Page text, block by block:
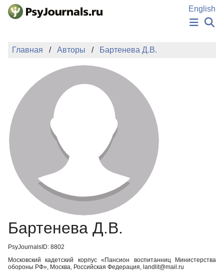
Перейти к основному содержанию
English
НОВОСТИ
АВТОРЫ
ПОДАТЬ РУКОПИСЬ
БАЗА ЗНАНИЙ
КЛЮЧЕВЫЕ СЛОВА
Регистрация
Главная Авторы Бартенева Д.В.
Бартенева Д.В.
PsyJournalsID: 8802
Московский кадетский корпус «Пансион воспитанниц Министерства
обороны РФ», Москва, Российская Федерация, landlit@mail.ru